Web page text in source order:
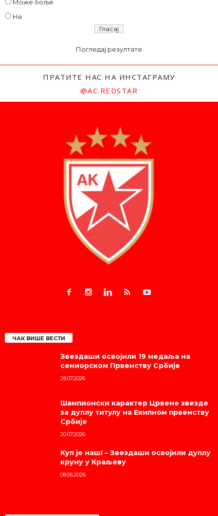
Може боље
Не
Погледај резултате
ПРАТИТЕ НАС НА ИНСТАГРАМУ
@AC.REDSTAR
ЧАК ВИШЕ ВЕСТИ
Звездаши освојили 19 медаља на
сениорском Првенству Србије
28.07.2026
Шампионски карактер Црвене звезде
за дуплу титулу на Екипном првенству
Србије
20.07.2026
Куп је наш! – Звездаши освојили дуплу
круну у Краљеву
08.06.2026